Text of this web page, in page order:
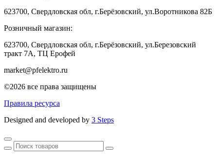
623700, Свердловская обл, г.Берёзовский, ул.Воротникова 82Б
Розничный магазин:
623700, Свердловская обл, г.Берёзовский, ул.Березовский
тракт 7А, ТЦ Ерофей
market@pfelektro.ru
©2026 все права защищены
Правила ресурса
Designed and developed by 3 Steps